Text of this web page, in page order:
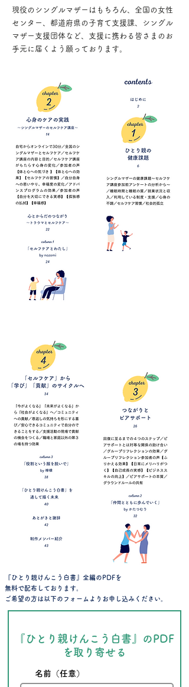
現役のシングルマザーはもちろん、全国の女性
センター、都道府県の子育て支援課、シングル
マザー支援団体など、支援に携わる皆さまのお
手元に届くよう願っております。
​『ひとり親けんこう白書』全編のPDFを
無料で配布しております。
ご希望の方は以下のフォームよりお申し込みください。
『ひとり親けんこう白書』のPDF
を取り寄せる
名前（任意）